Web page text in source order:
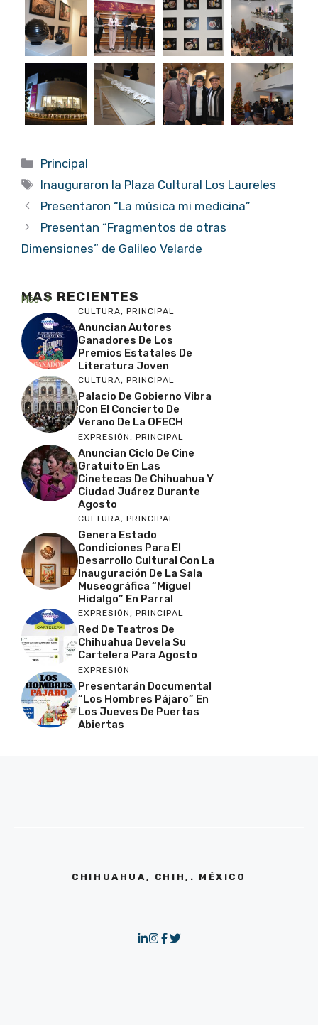
Categorías
Principal
Etiquetas
Inauguraron la Plaza Cultural Los Laureles
Presentaron “La música mi medicina”
Presentan “Fragmentos de otras
Dimensiones” de Galileo Velarde
MAS RECIENTES
Más
CULTURA, PRINCIPAL
Anuncian Autores
Ganadores De Los
Premios Estatales De
Literatura Joven
CULTURA, PRINCIPAL
Palacio De Gobierno Vibra
Con El Concierto De
Verano De La OFECH
EXPRESIÓN, PRINCIPAL
Anuncian Ciclo De Cine
Gratuito En Las
Cinetecas De Chihuahua Y
Ciudad Juárez Durante
Agosto
CULTURA, PRINCIPAL
Genera Estado
Condiciones Para El
Desarrollo Cultural Con La
Inauguración De La Sala
Museográfica “Miguel
Hidalgo” En Parral
EXPRESIÓN, PRINCIPAL
Red De Teatros De
Chihuahua Devela Su
Cartelera Para Agosto
EXPRESIÓN
Presentarán Documental
“Los Hombres Pájaro” En
Los Jueves De Puertas
Abiertas
CHIHUAHUA, CHIH,. MÉXICO